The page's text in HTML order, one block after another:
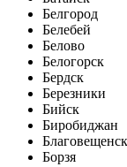
Белгород
Белебей
Белово
Белогорск
Бердск
Березники
Бийск
Биробиджан
Благовещенск
Борзя